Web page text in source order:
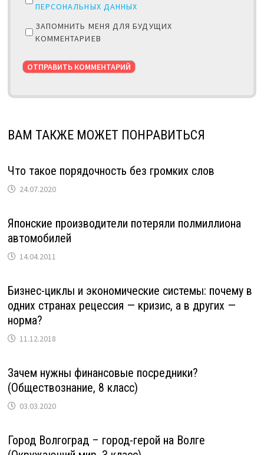
ПЕРСОНАЛЬНЫХ ДАННЫХ
ЗАПОМНИТЬ МЕНЯ ДЛЯ БУДУЩИХ
КОММЕНТАРИЕВ
ВАМ ТАКЖЕ МОЖЕТ ПОНРАВИТЬСЯ
Что такое порядочность без громких слов
24.07.2020
Японские производители потеряли полмиллиона
автомобилей
14.04.2011
Бизнес-циклы и экономические системы: почему в
одних странах рецессия — кризис, а в других —
норма?
11.12.2018
Зачем нужны финансовые посредники?
(Обществознание, 8 класс)
03.03.2020
Город Волгоград – город-герой на Волге